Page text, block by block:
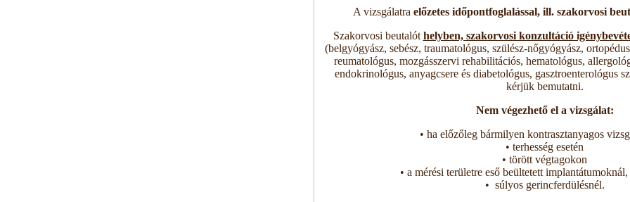
A vizsgálatra előzetes időpontfoglalással, ill. szakorvosi
Szakorvosi beutalót helyben, szakorvosi konzultáció
(belgyógyász, sebész, traumatológus, szülész-nőgyógyász,
reumatológus, mozgásszervi rehabilitációs, hematológus,
endokrinológus, anyagcsere és diabetológus, gasztroenterológus
kérjük bemutatni.
Nem végezhető el a vizsgálat:
• ha előzőleg bármilyen kontrasztanyagos
• terhesség esetén
• törött végtagokon
• a mérési területre eső beültetett
• súlyos gerincferdülésnél.